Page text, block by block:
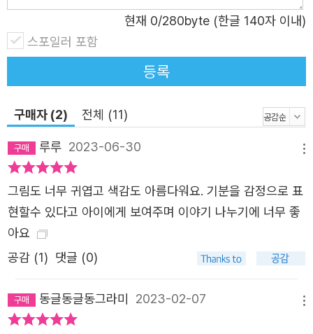
현재 0/280byte (한글 140자 이내)
스포일러 포함
등록
구매자 (2) 전체 (11)
루루 2023-06-30
그림도 너무 귀엽고 색감도 아름다워요. 기분을 감정으로 표
현할수 있다고 아이에게 보여주며 이야기 나누기에 너무 좋
아요
공감 (1) 댓글 (0)
동글동글동그라미 2023-02-07